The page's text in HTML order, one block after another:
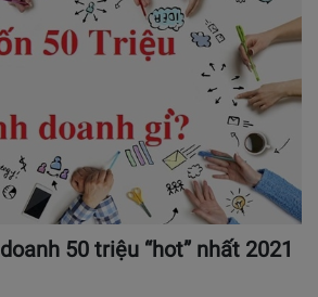
50 triệu “hot” nhất 2021